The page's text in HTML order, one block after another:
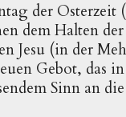
der
dem Halten
Jesu (in der
Gebot, das
Sinn an